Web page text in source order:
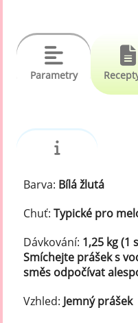
Parametry
Barva: Bílá žlutá
Chuť:Typické pro
Dávkování: 1,25 kg (1
Smíchejte prášek s
směs odpočívat
Vzhled: Jemný prášek